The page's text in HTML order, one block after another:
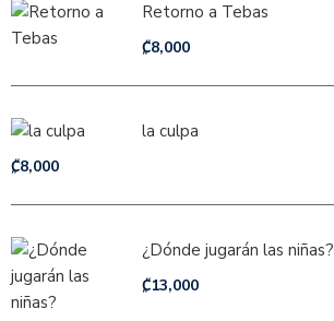
Retorno a Tebas
₡8,000
la culpa
₡8,000
¿Dónde jugarán las niñas?
₡13,000